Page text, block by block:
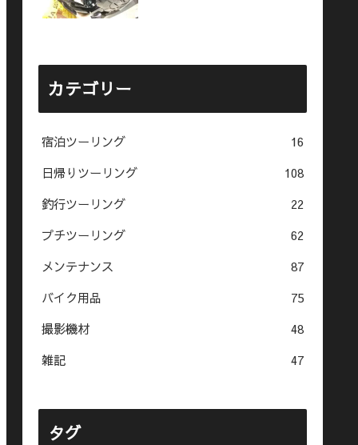
カテゴリー
宿泊ツーリング
16
日帰りツーリング
108
釣行ツーリング
22
プチツーリング
62
メンテナンス
87
バイク用品
75
撮影機材
48
雑記
47
タグ